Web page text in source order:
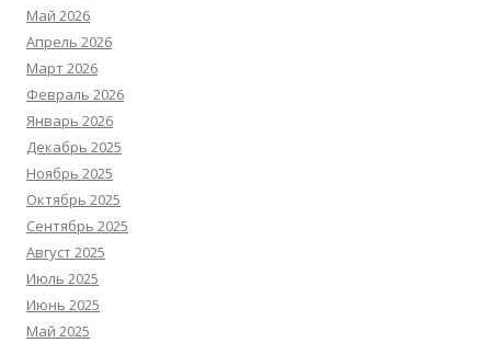
Май 2026
Апрель 2026
Март 2026
Февраль 2026
Январь 2026
Декабрь 2025
Ноябрь 2025
Октябрь 2025
Сентябрь 2025
Август 2025
Июль 2025
Июнь 2025
Май 2025